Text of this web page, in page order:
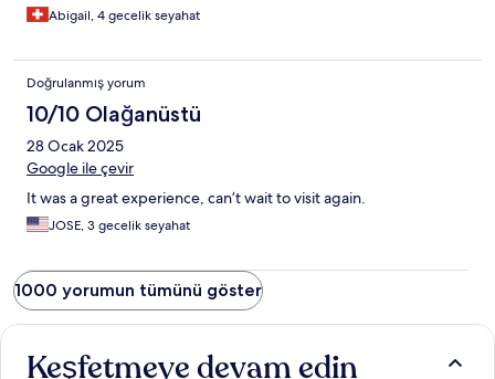
Abigail, 4 gecelik seyahat
Doğrulanmış yorum
10/10 Olağanüstü
28 Ocak 2025
Google ile çevir
It was a great experience, can’t wait to visit again.
JOSE, 3 gecelik seyahat
1000 yorumun tümünü göster
Keşfetmeye devam edin